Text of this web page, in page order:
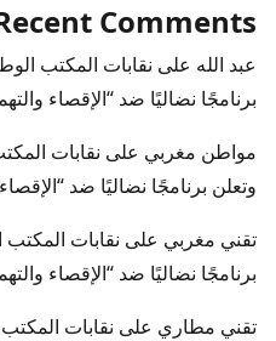
Comments
عبد الله على نقابات المكتب
برنامجًا نضاليًا ضد “الإقصاء
مواطن مغربي على نقابات
وتعلن برنامجًا نضاليًا ضد
تقني مغربي على نقابات
برنامجًا نضاليًا ضد “الإقصاء
تقني مطاري على نقابات